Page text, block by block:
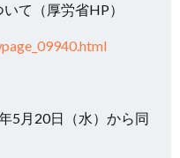
て（厚労省HP）
5月20日（水）から同